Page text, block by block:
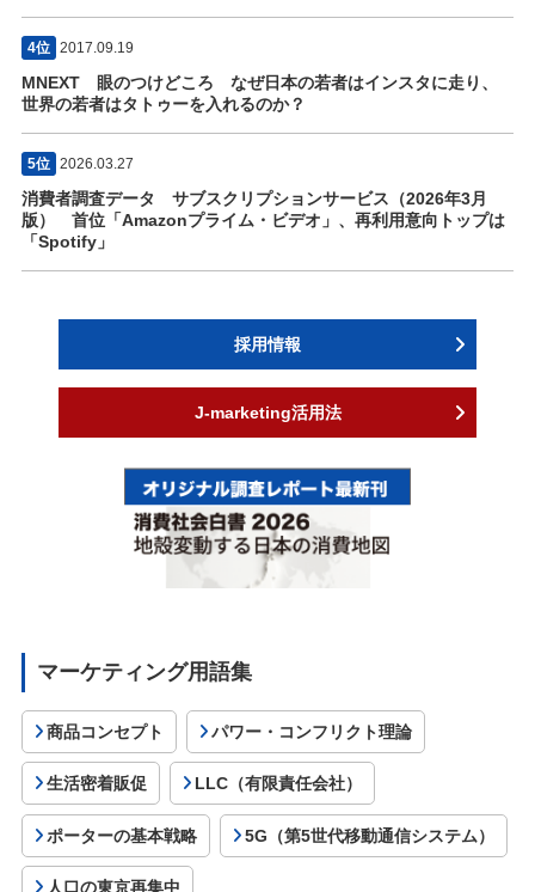
4位 2017.09.19
MNEXT 眼のつけどころ なぜ日本の若者はインスタに走り、
世界の若者はタトゥーを入れるのか？
5位 2026.03.27
消費者調査データ サブスクリプションサービス（2026年3月
版） 首位「Amazonプライム・ビデオ」、再利用意向トップは
「Spotify」
採用情報
J-marketing活用法
マーケティング用語集
商品コンセプト パワー・コンフリクト理論
生活密着販促 LLC（有限責任会社）
ポーターの基本戦略 5G（第5世代移動通信システム）
人口の東京再集中